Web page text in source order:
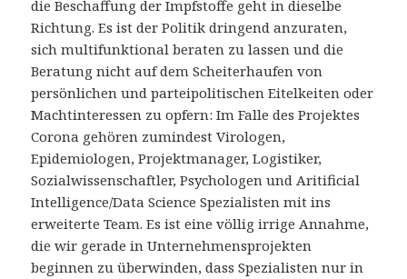
die Beschaffung der Impfstoffe geht in dieselbe
Richtung. Es ist der Politik dringend anzuraten,
sich multifunktional beraten zu lassen und die
Beratung nicht auf dem Scheiterhaufen von
persönlichen und parteipolitischen Eitelkeiten oder
Machtinteressen zu opfern: Im Falle des Projektes
Corona gehören zumindest Virologen,
Epidemiologen, Projektmanager, Logistiker,
Sozialwissenschaftler, Psychologen und Aritificial
Intelligence/Data Science Spezialisten mit ins
erweiterte Team. Es ist eine völlig irrige Annahme,
die wir gerade in Unternehmensprojekten
beginnen zu überwinden, dass Spezialisten nur in